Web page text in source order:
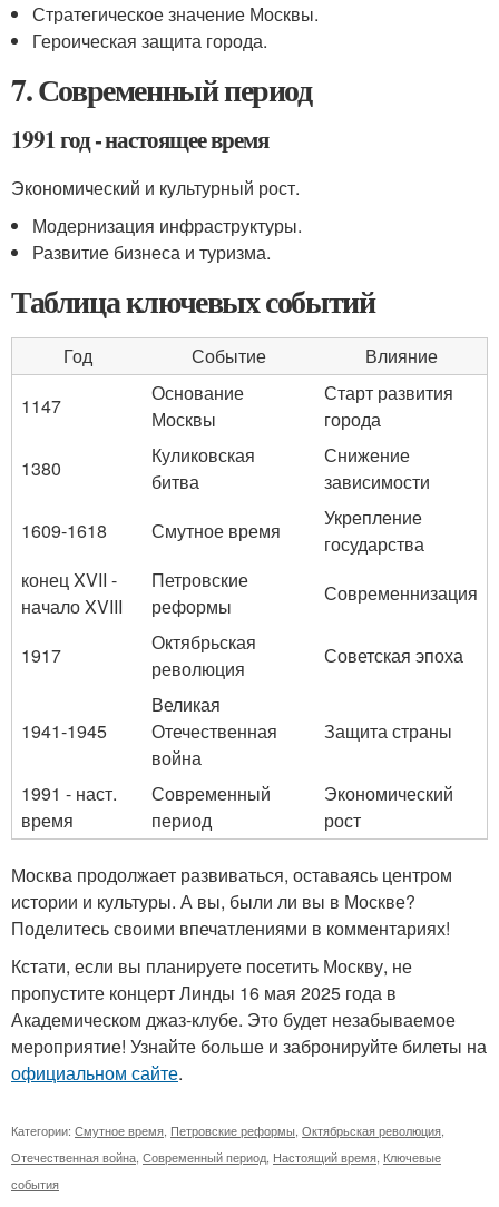
Стратегическое значение Москвы.
Героическая защита города.
7. Современный период
1991 год - настоящее время
Экономический и культурный рост.
Модернизация инфраструктуры.
Развитие бизнеса и туризма.
Таблица ключевых событий
Год Событие
Влияние
1147
Основание
Москвы
Старт развития
города
1380
Куликовская
битва
Снижение
зависимости
1609-1618
Смутное время
Укрепление
государства
конец XVII -
начало XVIII
Петровские
реформы
Современнизация
1917
Октябрьская
революция
Советская эпоха
1941-1945
Великая
Отечественная
война
Защита страны
1991 - наст.
время
Современный
период
Экономический
рост
Москва продолжает развиваться, оставаясь центром
истории и культуры. А вы, были ли вы в Москве?
Поделитесь своими впечатлениями в комментариях!
Кстати, если вы планируете посетить Москву, не
пропустите концерт Линды 16 мая 2025 года в
Академическом джаз-клубе. Это будет незабываемое
мероприятие! Узнайте больше и забронируйте билеты на
официальном сайте.
Категории: Смутное время Петровские реформы Октябрьская революция
Отечественная война Современный период Настоящий время Ключевые
события